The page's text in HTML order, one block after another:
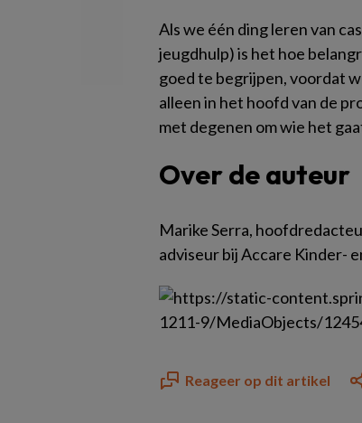
Als we één ding leren van
jeugdhulp) is het hoe
goed te begrijpen, voordat
alleen in het hoofd van de
met degenen om wie het
Over de auteur
Marike Serra,
adviseur bij Accare Kinder-
Reageer op dit artikel